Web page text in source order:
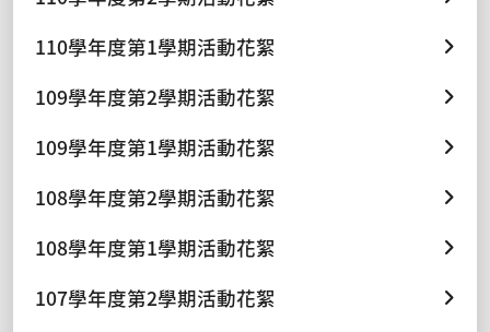
110學年度第1學期活動花絮
109學年度第2學期活動花絮
109學年度第1學期活動花絮
108學年度第2學期活動花絮
108學年度第1學期活動花絮
107學年度第2學期活動花絮